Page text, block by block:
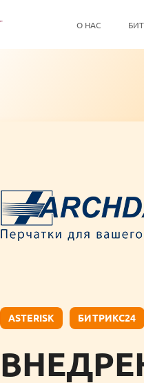
О НАС
ASTERISK БИТРИКС24